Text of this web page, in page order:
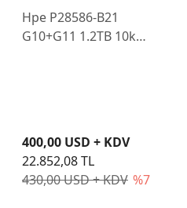
Hpe P28586-B21
G10+G11 1.2TB 10k
430,00 USD + KDV %7
400,00 USD + KDV
22.852,08 TL